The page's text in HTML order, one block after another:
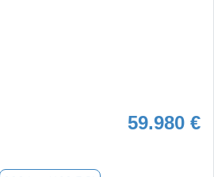
59.980 €